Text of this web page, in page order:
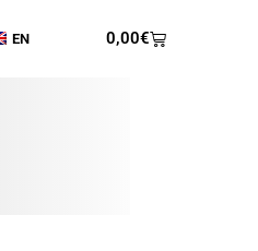
EN 0,00€